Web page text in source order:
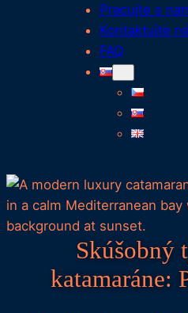
Pracujte s
Kontaktujte
FAQ
Skúšobný
katamaráne: